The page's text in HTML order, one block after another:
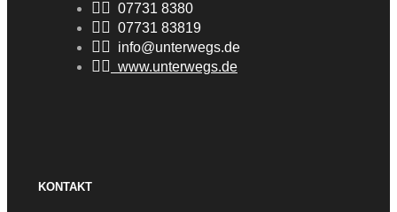
07731 8380
07731 83819
info@unterwegs.de
www.unterwegs.de
KONTAKT